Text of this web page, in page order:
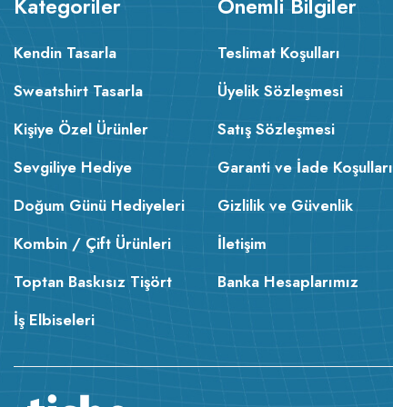
Kendin Tasarla
Sweatshirt Tasarla
Kişiye Özel Ürünler
Sevgiliye Hediye
Doğum Günü Hediyeleri
Kombin / Çift Ürünleri
Toptan Baskısız Tişört
İş Elbiseleri
Teslimat Koşulları
Üyelik Sözleşmesi
Satış Sözleşmesi
Garanti ve İade Koşulları
Gizlilik ve Güvenlik
İletişim
Banka Hesaplarımız